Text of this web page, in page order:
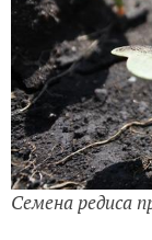
Семена редиса